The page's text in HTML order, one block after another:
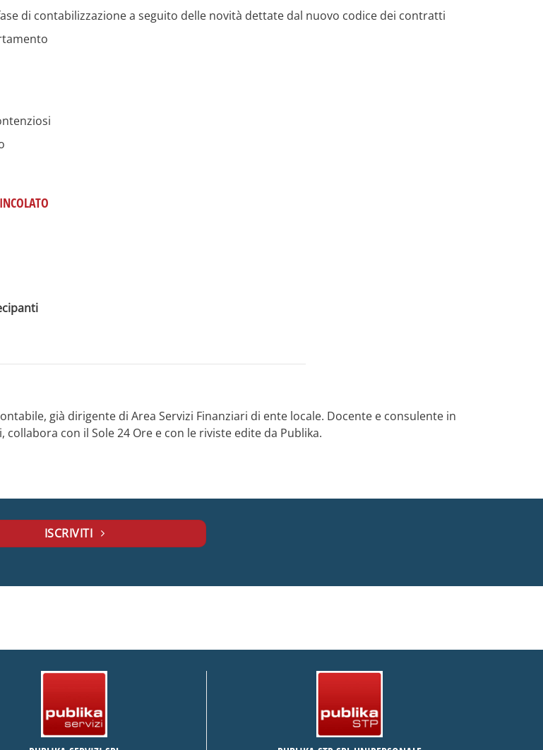
di contabilizzazione a seguito delle novità dettate dal nuovo codice dei contratti
già dirigente di Area Servizi Finanziari di ente locale. Docente e consulente in
con il Sole 24 Ore e con le riviste edite da Publika.
ISCRIVITI